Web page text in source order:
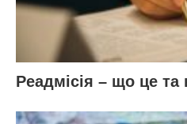
Реадмісія – що це та